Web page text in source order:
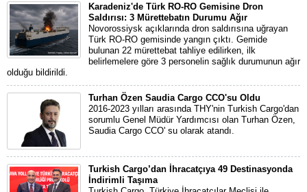
Karadeniz'de Türk RO-RO Gemisine Dron
Saldırısı: 3 Mürettebatın Durumu Ağır
Novorossiysk açıklarında dron saldırısına uğrayan
Türk RO-RO gemisinde yangın çıktı. Gemide
bulunan 22 mürettebat tahliye edilirken, ilk
belirlemelere göre 3 personelin sağlık durumunun ağır
olduğu bildirildi.
Turhan Özen Saudia Cargo CCO'su Oldu
2016-2023 yılları arasında THY'nin Turkish Cargo'dan
sorumlu Genel Müdür Yardımcısı olan Turhan Özen,
Saudia Cargo CCO' su olarak atandı.
Turkish Cargo’dan İhracatçıya 49 Destinasyonda
İndirimli Taşıma